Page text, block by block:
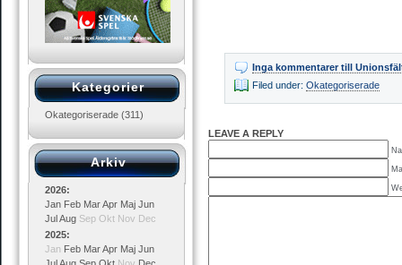
Kategorier
Okategoriserade (311)
Arkiv
2026:
Jan Feb MarApr Maj Jun
JulAug Sep Okt Nov Dec
2025:
Jan Feb MarApr Maj Jun
Inga kommentarertill
Filed under:Okategoriserade
LEAVE A REPLY